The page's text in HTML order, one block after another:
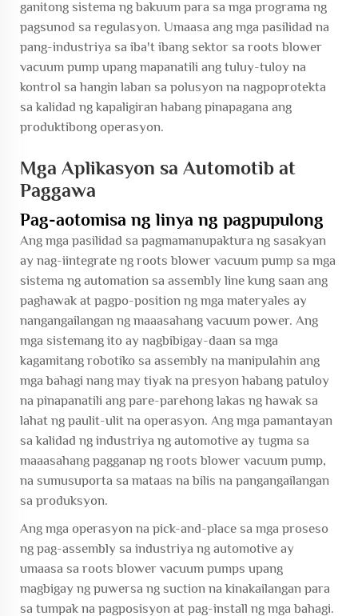
ganitong sistema ng bakuum para sa mga programa ng
pagsunod sa regulasyon. Umaasa ang mga pasilidad na
pang-industriya sa iba't ibang sektor sa roots blower
vacuum pump upang mapanatili ang tuluy-tuloy na
kontrol sa hangin laban sa polusyon na nagpoprotekta
sa kalidad ng kapaligiran habang pinapagana ang
produktibong operasyon.
Mga Aplikasyon sa Automotib at
Paggawa
Pag-aotomisa ng linya ng pagpupulong
Ang mga pasilidad sa pagmamanupaktura ng sasakyan
ay nag-iintegrate ng roots blower vacuum pump sa mga
sistema ng automation sa assembly line kung saan ang
paghawak at pagpo-position ng mga materyales ay
nangangailangan ng maaasahang vacuum power. Ang
mga sistemang ito ay nagbibigay-daan sa mga
kagamitang robotiko sa assembly na manipulahin ang
mga bahagi nang may tiyak na presyon habang patuloy
na pinapanatili ang pare-parehong lakas ng hawak sa
lahat ng paulit-ulit na operasyon. Ang mga pamantayan
sa kalidad ng industriya ng automotive ay tugma sa
maaasahang pagganap ng roots blower vacuum pump,
na sumusuporta sa mataas na bilis na pangangailangan
sa produksyon.
Ang mga operasyon na pick-and-place sa mga proseso
ng pag-assembly sa industriya ng automotive ay
umaasa sa roots blower vacuum pumps upang
magbigay ng puwersa ng suction na kinakailangan para
sa tumpak na pagposisyon at pag-install ng mga bahagi.